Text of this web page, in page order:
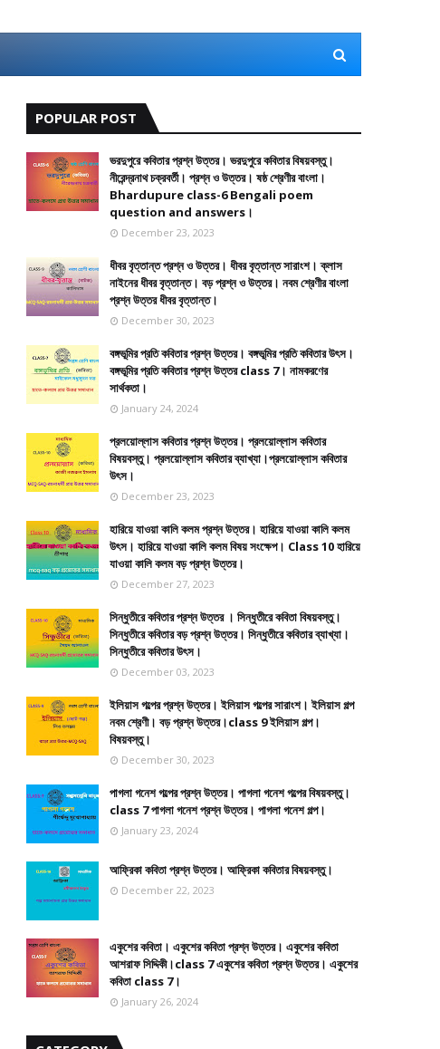
POPULAR POST
ভরদুপুরে কবিতার প্রশ্ন উত্তর। ভরদুপুরে কবিতার বিষয়বস্তু।
নীরেন্দ্রনাথ চক্রবর্তী। প্রশ্ন ও উত্তর। ষষ্ঠ শ্রেণীর বাংলা।
Bhardupure class-6 Bengali poem
question and answers।
December 23, 2023
ধীবর বৃত্তান্ত প্রশ্ন ও উত্তর। ধীবর বৃত্তান্ত সারাংশ। ক্লাস
নাইনের ধীবর বৃত্তান্ত। বড় প্রশ্ন ও উত্তর। নবম শ্রেণীর বাংলা
প্রশ্ন উত্তর ধীবর বৃত্তান্ত।
December 30, 2023
বঙ্গভূমির প্রতি কবিতার প্রশ্ন উত্তর। বঙ্গভূমির প্রতি কবিতার উৎস।
বঙ্গভূমির প্রতি কবিতার প্রশ্ন উত্তর class 7। নামকরণের
সার্থকতা।
January 24, 2024
প্রলয়োল্লাস কবিতার প্রশ্ন উত্তর। প্রলয়োল্লাস কবিতার
বিষয়বস্তু। প্রলয়োল্লাস কবিতার ব্যাখ্যা।প্রলয়োল্লাস কবিতার
উৎস।
December 23, 2023
হারিয়ে যাওয়া কালি কলম প্রশ্ন উত্তর। হারিয়ে যাওয়া কালি কলম
উৎস। হারিয়ে যাওয়া কালি কলম বিষয় সংক্ষেপ। Class 10 হারিয়ে
যাওয়া কালি কলম বড় প্রশ্ন উত্তর।
December 27, 2023
সিন্ধুতীরে কবিতার প্রশ্ন উত্তর । সিন্ধুতীরে কবিতা বিষয়বস্তু।
সিন্ধুতীরে কবিতার বড় প্রশ্ন উত্তর। সিন্ধুতীরে কবিতার ব্যাখ্যা।
সিন্ধুতীরে কবিতার উৎস।
December 03, 2023
ইলিয়াস গল্পের প্রশ্ন উত্তর। ইলিয়াস গল্পের সারাংশ। ইলিয়াস গল্প
নবম শ্রেণী। বড় প্রশ্ন উত্তর।class 9 ইলিয়াস গল্প।
বিষয়বস্তু।
December 30, 2023
পাগলা গনেশ গল্পের প্রশ্ন উত্তর। পাগলা গনেশ গল্পের বিষয়বস্তু।
class 7 পাগলা গনেশ প্রশ্ন উত্তর। পাগলা গনেশ গল্প।
January 23, 2024
আফ্রিকা কবিতা প্রশ্ন উত্তর। আফ্রিকা কবিতার বিষয়বস্তু।
December 22, 2023
একুশের কবিতা। একুশের কবিতা প্রশ্ন উত্তর। একুশের কবিতা
আশরাফ সিদ্দিকী।class 7 একুশের কবিতা প্রশ্ন উত্তর। একুশের
কবিতা class 7।
January 26, 2024